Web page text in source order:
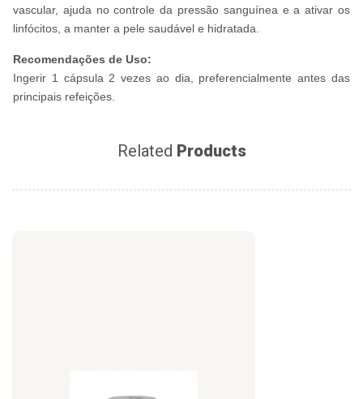
vascular, ajuda no controle da pressão sanguínea e a ativar os
linfócitos, a manter a pele saudável e hidratada.
Recomendações de Uso:
Ingerir 1 cápsula 2 vezes ao dia, preferencialmente antes das
principais refeições.
Related Products